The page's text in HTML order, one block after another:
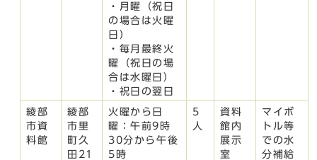
・月曜（祝日
の場合は火曜
日）
・毎月最終火
曜（祝日の場
合は水曜日）
・祝日の翌日
綾部
市資
料館
綾部
市里
町久
田21
火曜から日
曜：午前9時
30分から午後
5時
5
人
資料
館内
展示
室
マイボ
トル等
での水
分補給